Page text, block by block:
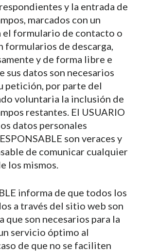
y la entrada de
marcados con un
el formulario de contacto o
formularios de descarga,
y de forma libre e
sus datos son necesarios
petición, por parte del
voluntaria la inclusión de
restantes. El USUARIO
datos personales
son veraces y
de comunicar cualquier
los mismos.
informa de que todos los
a través del sitio web son
que son necesarios para la
servicio óptimo al
de que no se faciliten